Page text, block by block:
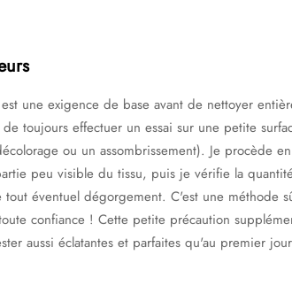
une exigence de base avant de nettoyer
toujours effectuer un essai sur une petite
ou un assombrissement). Je procède
peu visible du tissu, puis je vérifie la
éventuel dégorgement. C'est une méthode
confiance ! Cette petite précaution
aussi éclatantes et parfaites qu'au premier